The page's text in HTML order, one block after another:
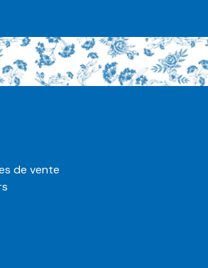
de vente